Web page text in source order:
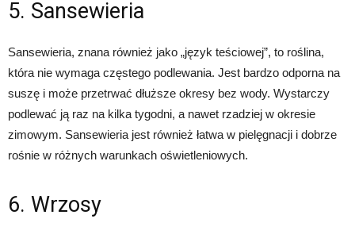
5. Sansewieria
Sansewieria, znana również jako „język teściowej”, to roślina,
która nie wymaga częstego podlewania. Jest bardzo odporna na
suszę i może przetrwać dłuższe okresy bez wody. Wystarczy
podlewać ją raz na kilka tygodni, a nawet rzadziej w okresie
zimowym. Sansewieria jest również łatwa w pielęgnacji i dobrze
rośnie w różnych warunkach oświetleniowych.
6. Wrzosy